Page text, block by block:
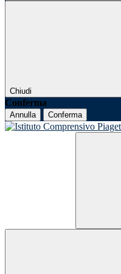
Chiudi
Conferma
Annulla Conferma